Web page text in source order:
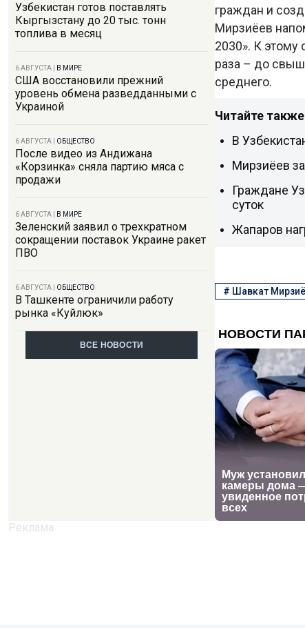
Узбекистан готов поставлять
Кыргызстану до 20 тыс. тонн
топлива в месяц
6 АВГУСТА В МИРЕ
США восстановили прежний
уровень обмена разведданными с
Украиной
6 АВГУСТА ОБЩЕСТВО
После видео из Андижана
«Корзинка» сняла партию мяса с
продажи
6 АВГУСТА В МИРЕ
Зеленский заявил о трехкратном
сокращении поставок Украине ракет
ПВО
6 АВГУСТА ОБЩЕСТВО
В Ташкенте ограничили работу
рынка «Куйлюк»
ВСЕ НОВОСТИ
граждан и
Мирзиёев
2030». К этому
раза – до
среднего.
Читайте
В
Мирзиёев
Граждане
суток
Жапаров
# Шавкат